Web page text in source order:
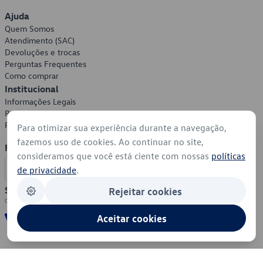
Ajuda
Quem Somos
Atendimento (SAC)
Devoluções e trocas
Perguntas Frequentes
Como comprar
Institucional
Informações Legais
Política de Privacidade
Política de Cookies
Formas de Pagamento
Segurança
Para otimizar sua experiência durante a navegação,
fazemos uso de cookies. Ao continuar no site,
consideramos que você está ciente com nossas políticas
de privacidade.
Rejeitar cookies
Aceitar cookies